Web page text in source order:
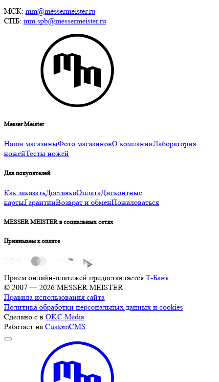
МСК: mm@messermeister.ru
СПБ: mm.spb@messermeister.ru
Messer Meister
Наши магазиныФото магазиновО компанииЛаборатория
ножейТесты ножей
Для покупателей
Как заказатьДоставкаОплатаДисконтные
картыГарантииВозврат и обменПожаловаться
MESSER MEISTER в социальных сетях
Принимаем к оплате
Прием онлайн-платежей предоставляется Т-Банк
© 2007 — 2026 MESSER MEISTER
Правила использования сайта
Политика обработки персональных данных и cookies
Сделано с в OKC.Media
Работает на CustomCMS